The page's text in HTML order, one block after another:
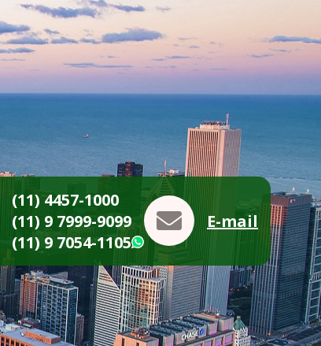
(11) 4457-1000
(11) 9 7999-9099
(11) 9 7054-1105
WhatsApp
E-mail